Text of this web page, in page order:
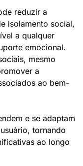
reduzir a
isolamento social,
a qualquer
emocional.
mesmo
a
ao bem-
e se adaptam
tornando
ao longo